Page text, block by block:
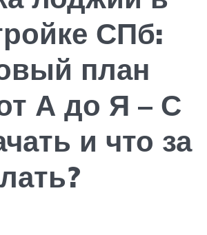
СПб:
план
А до Я – С
и что за